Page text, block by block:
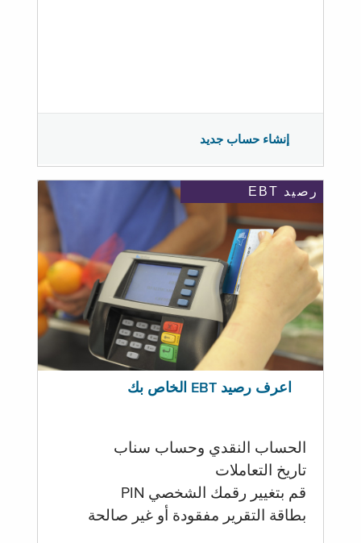
إنشاء حساب جديد
رصيد EBT
اعرف رصيد EBT الخاص بك
الحساب النقدي وحساب سناب
تاريخ التعاملات
قم بتغيير رقمك الشخصي PIN
بطاقة التقرير مفقودة أو غير صالحة